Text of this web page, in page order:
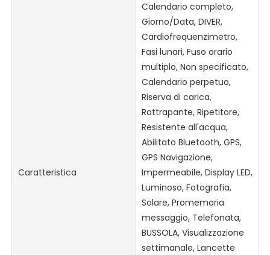
Caratteristica
Calendario completo,
Giorno/Data, DIVER,
Cardiofrequenzimetro,
Fasi lunari, Fuso orario
multiplo, Non specificato,
Calendario perpetuo,
Riserva di carica,
Rattrapante, Ripetitore,
Resistente all'acqua,
Abilitato Bluetooth, GPS,
GPS Navigazione,
Impermeabile, Display LED,
Luminoso, Fotografia,
Solare, Promemoria
messaggio, Telefonata,
BUSSOLA, Visualizzazione
settimanale, Lancette